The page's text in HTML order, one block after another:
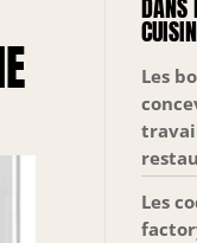
DANS
Les
Les